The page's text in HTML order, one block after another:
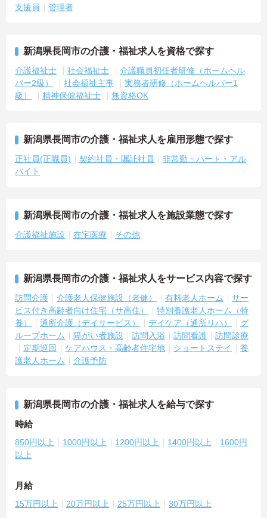
支援員
管理者
新潟県長岡市の介護・福祉求人を資格で探す
介護福祉士 社会福祉士
介護職員初任者研修（ホームヘル
パー2級）
社会福祉主事
実務者研修（ホームヘルパー1
級）
精神保健福祉士 無資格OK
新潟県長岡市の介護・福祉求人を雇用形態で探す
正社員(正職員) 契約社員・嘱託社員
非常勤・パート・アル
バイト
新潟県長岡市の介護・福祉求人を施設業態で探す
介護福祉施設 在宅医療 その他
新潟県長岡市の介護・福祉求人をサービス内容で探す
訪問介護 介護老人保健施設（老健） 有料老人ホーム
サー
ビス付き高齢者向け住宅（サ高住）
特別養護老人ホーム（特
養）
通所介護（デイサービス） デイケア（通所リハ）
グ
ループホーム
障がい者施設 訪問入浴 訪問看護
訪問診療
定期巡回
ケアハウス・高齢者住宅地 ショートステイ
養
護老人ホーム
介護予防
新潟県長岡市の介護・福祉求人を給与で探す
時給
850円以上 1000円以上 1200円以上 1400円以上
1600円
以上
月給
15万円以上 20万円以上 25万円以上 30万円以上